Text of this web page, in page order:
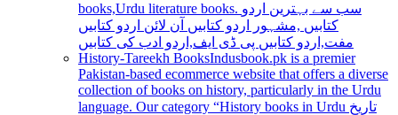
books,Urdu literature books. سب سے بہترین اردو
کتابیں ,مشہور اردو کتابیں آن لائن اردو کتابیں
مفت,اردو کتابیں پی ڈی ایف,اردو ادب کی کتابیں
History-Tareekh BooksIndusbook.pk is a premier
Pakistan-based ecommerce website that offers a diverse
collection of books on history, particularly in the Urdu
language. Our category “History books in Urdu تاریخ